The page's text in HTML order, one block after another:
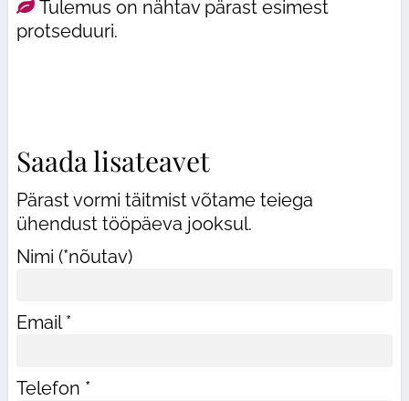
Tulemus on nähtav pärast esimest
protseduuri.
Saada lisateavet
Pärast vormi täitmist võtame teiega
ühendust tööpäeva jooksul.
Nimi (*nõutav)
Email *
Telefon *